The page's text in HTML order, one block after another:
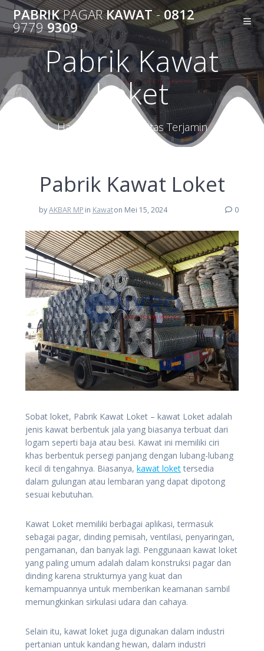
Skip
to
content
PABRIKPAGARKAWAT-0812
97799309
Pabrik Kawat
Loket
Harga Terbaik Kualitas Terjamin
Pabrik Kawat Loket
byAKBAR MP in Kawaton Mei 15, 2024 0
Sobat loket, Pabrik Kawat Loket – kawat Loket adalah
jenis kawat berbentuk jala yang biasanya terbuat dari
logam seperti baja atau besi. Kawat ini memiliki ciri
khas berbentuk persegi panjang dengan lubang-lubang
kecil di tengahnya. Biasanya, kawat loket tersedia
dalam gulungan atau lembaran yang dapat dipotong
sesuai kebutuhan.
Kawat Loket memiliki berbagai aplikasi, termasuk
sebagai pagar, dinding pemisah, ventilasi, penyaringan,
pengamanan, dan banyak lagi. Penggunaan kawat loket
yang paling umum adalah dalam konstruksi pagar dan
dinding karena strukturnya yang kuat dan
kemampuannya untuk memberikan keamanan sambil
memungkinkan sirkulasi udara dan cahaya.
Selain itu, kawat loket juga digunakan dalam industri
pertanian untuk kandang hewan, dalam industri